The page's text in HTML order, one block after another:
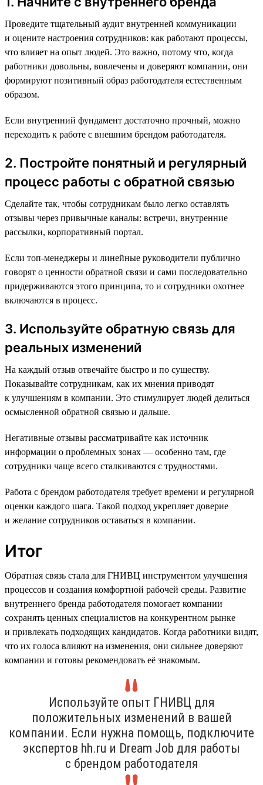
Проведите тщательный аудит внутренней коммуникации
и оцените настроения сотрудников: как работают процессы,
что влияет на опыт людей. Это важно, потому что, когда
работники довольны, вовлечены и доверяют компании, они
формируют позитивный образ работодателя естественным
образом.
Если внутренний фундамент достаточно прочный, можно
переходить к работе с внешним брендом работодателя.
2. Постройте понятный и регулярный
процесс работы с обратной связью
Сделайте так, чтобы сотрудникам было легко оставлять
отзывы через привычные каналы: встречи, внутренние
рассылки, корпоративный портал.
Если топ-менеджеры и линейные руководители публично
говорят о ценности обратной связи и сами последовательно
придерживаются этого принципа, то и сотрудники охотнее
включаются в процесс.
3. Используйте обратную связь для
реальных изменений
На каждый отзыв отвечайте быстро и по существу.
Показывайте сотрудникам, как их мнения приводят
к улучшениям в компании. Это стимулирует людей делиться
осмысленной обратной связью и дальше.
Негативные отзывы рассматривайте как источник
информации о проблемных зонах — особенно там, где
сотрудники чаще всего сталкиваются с трудностями.
Работа с брендом работодателя требует времени и регулярной
оценки каждого шага. Такой подход укрепляет доверие
и желание сотрудников оставаться в компании.
Итог
Обратная связь стала для ГНИВЦ инструментом улучшения
процессов и создания комфортной рабочей среды. Развитие
внутреннего бренда работодателя помогает компании
сохранять ценных специалистов на конкурентном рынке
и привлекать подходящих кандидатов. Когда работники видят,
что их голоса влияют на изменения, они сильнее доверяют
компании и готовы рекомендовать её знакомым.
Используйте опыт ГНИВЦ для
положительных изменений в вашей
компании. Если нужна помощь, подключите
экспертов hh.ru и Dream Job для работы
с брендом работодателя